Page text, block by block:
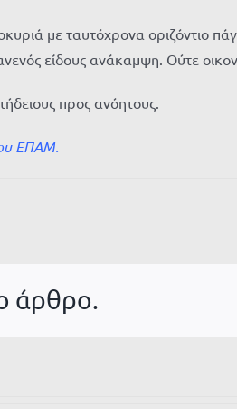
με ταυτόχρονα οριζόντιο
είδους ανάκαμψη. Ούτε
προς ανόητους.
ΕΠΑΜ.
άρθρο.